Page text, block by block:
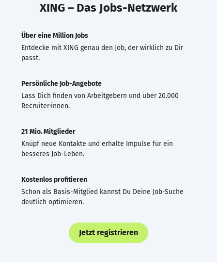
XING – Das Jobs-Netzwerk
Über eine Million Jobs
Entdecke mit XING genau den Job, der wirklich zu Dir
passt.
Persönliche Job-Angebote
Lass Dich finden von Arbeitgebern und über 20.000
Recruiter·innen.
21 Mio. Mitglieder
Knüpf neue Kontakte und erhalte Impulse für ein
besseres Job-Leben.
Kostenlos profitieren
Schon als Basis-Mitglied kannst Du Deine Job-Suche
deutlich optimieren.
Jetzt registrieren